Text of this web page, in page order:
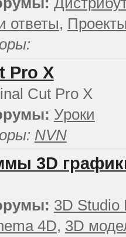
ответы,
Pro X
Cut Pro X
Уроки
NVN
3D
3D Studio
4D, 3D